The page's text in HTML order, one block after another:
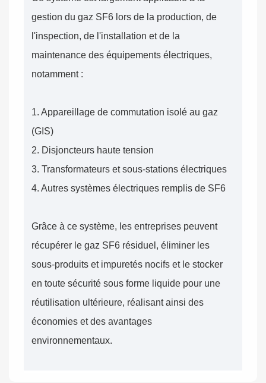
gestion du gaz SF6 lors de la production, de
l'inspection, de l'installation et de la
maintenance des équipements électriques,
notamment :
1. Appareillage de commutation isolé au gaz
(GIS)
2. Disjoncteurs haute tension
3. Transformateurs et sous-stations électriques
4. Autres systèmes électriques remplis de SF6
Grâce à ce système, les entreprises peuvent
récupérer le gaz SF6 résiduel, éliminer les
sous-produits et impuretés nocifs et le stocker
en toute sécurité sous forme liquide pour une
réutilisation ultérieure, réalisant ainsi des
économies et des avantages
environnementaux.